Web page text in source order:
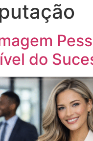
do